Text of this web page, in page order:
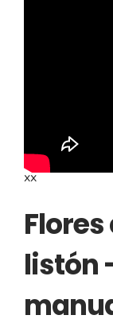
xx
listón